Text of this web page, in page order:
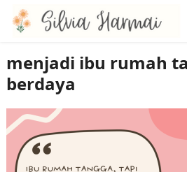
menjadi ibu rumah
berdaya